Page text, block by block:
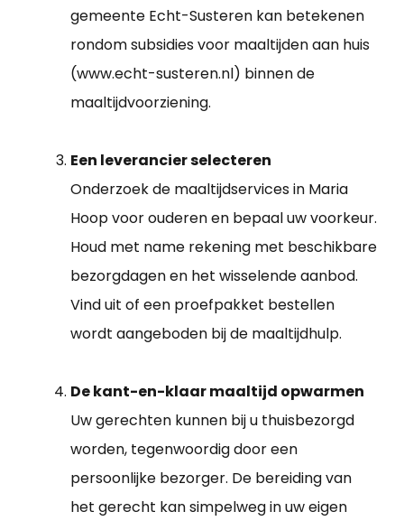
gemeente Echt-Susteren kan betekenen
rondom subsidies voor maaltijden aan huis
(www.echt-susteren.nl) binnen de
maaltijdvoorziening.
Een leverancier selecteren
Onderzoek de maaltijdservices in Maria
Hoop voor ouderen en bepaal uw voorkeur.
Houd met name rekening met beschikbare
bezorgdagen en het wisselende aanbod.
Vind uit of een proefpakket bestellen
wordt aangeboden bij de maaltijdhulp.
De kant-en-klaar maaltijd opwarmen
Uw gerechten kunnen bij u thuisbezorgd
worden, tegenwoordig door een
persoonlijke bezorger. De bereiding van
het gerecht kan simpelweg in uw eigen